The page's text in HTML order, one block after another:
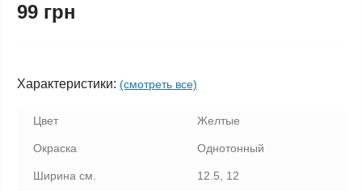
99 грн
Характеристики: (смотреть все)
Цвет Желтые
Окраска Однотонный
Ширина см. 12.5, 12